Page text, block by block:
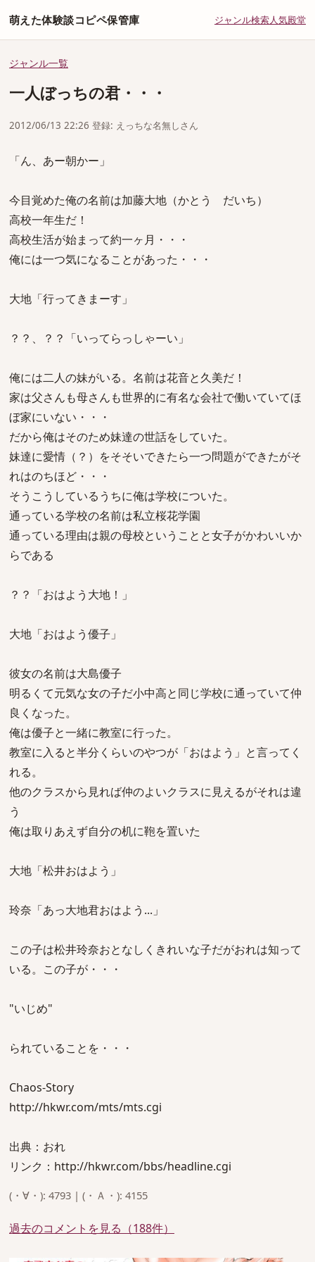
萌えた体験談コピペ保管庫 ジャンル検索人気殿堂
ジャンル一覧
一人ぼっちの君・・・
2012/06/13 22:26 登録: えっちな名無しさん
「ん、あー朝かー」
今目覚めた俺の名前は加藤大地（かとう だいち）
高校一年生だ！
高校生活が始まって約一ヶ月・・・
俺には一つ気になることがあった・・・
大地「行ってきまーす」
？？、？？「いってらっしゃーい」
俺には二人の妹がいる。名前は花音と久美だ！
家は父さんも母さんも世界的に有名な会社で働いていてほ
ぼ家にいない・・・
だから俺はそのため妹達の世話をしていた。
妹達に愛情（？）をそそいできたら一つ問題ができたがそ
れはのちほど・・・
そうこうしているうちに俺は学校についた。
通っている学校の名前は私立桜花学園
通っている理由は親の母校ということと女子がかわいいか
らである
？？「おはよう大地！」
大地「おはよう優子」
彼女の名前は大島優子
明るくて元気な女の子だ小中高と同じ学校に通っていて仲
良くなった。
俺は優子と一緒に教室に行った。
教室に入ると半分くらいのやつが「おはよう」と言ってく
れる。
他のクラスから見れば仲のよいクラスに見えるがそれは違
う
俺は取りあえず自分の机に鞄を置いた
大地「松井おはよう」
玲奈「あっ大地君おはよう...」
この子は松井玲奈おとなしくきれいな子だがおれは知って
いる。この子が・・・
"いじめ"
られていることを・・・
Chaos-Story
http://hkwr.com/mts/mts.cgi
出典：おれ
リンク：http://hkwr.com/bbs/headline.cgi
(・∀・): 4793 | (・Ａ・): 4155
過去のコメントを見る（188件）